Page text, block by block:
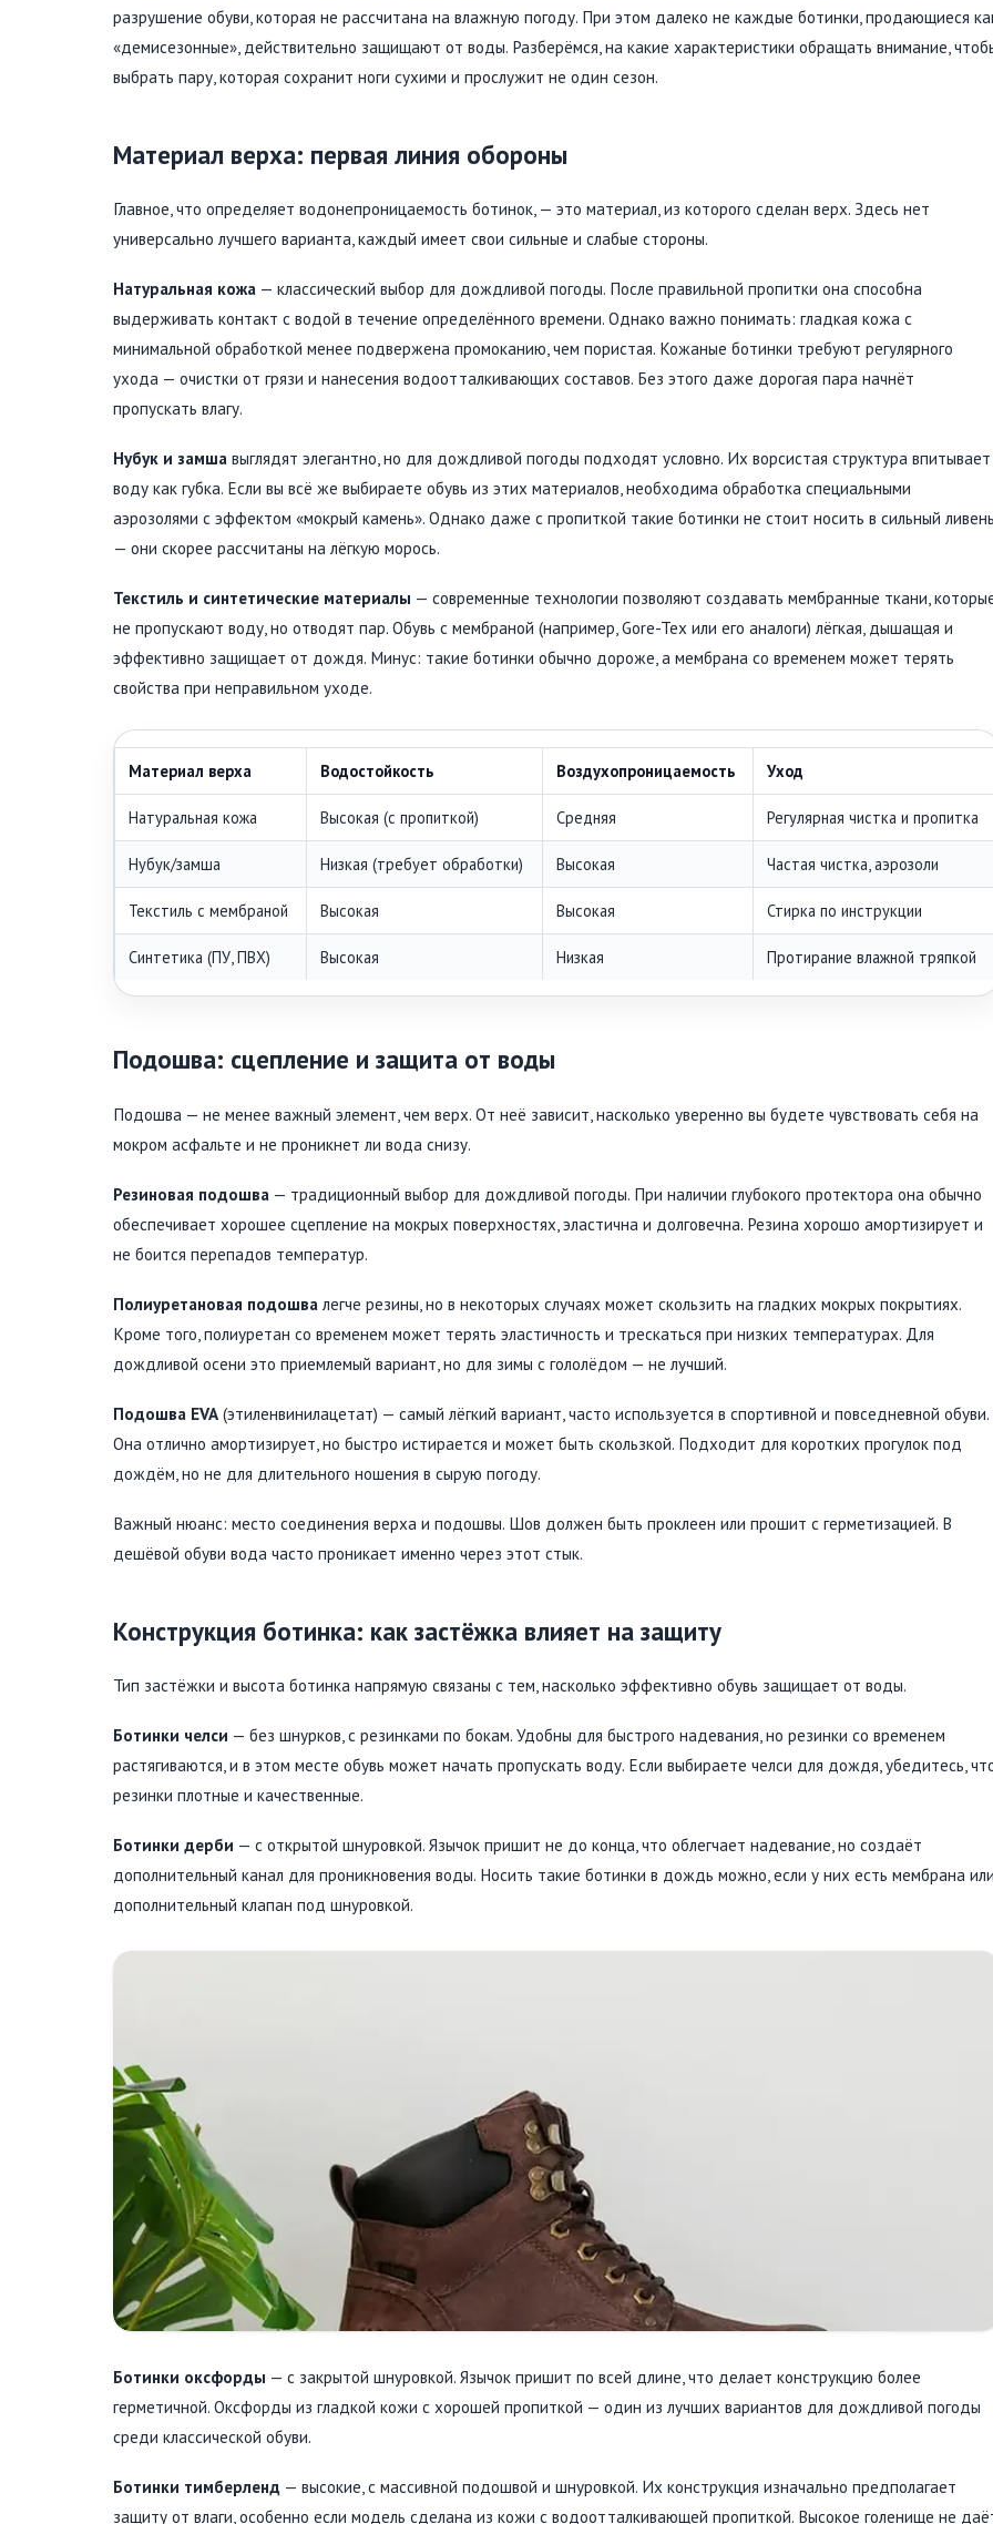
разрушение обуви, которая не рассчитана на влажную погоду. При этом далеко не каждые ботинки, продающиеся
«демисезонные», действительно защищают от воды. Разберёмся, на какие характеристики обращать внимание,
выбрать пару, которая сохранит ноги сухими и прослужит не один сезон.
Материал верха: первая линия обороны
Главное, что определяет водонепроницаемость ботинок, — это материал, из которого сделан верх. Здесь нет
универсально лучшего варианта, каждый имеет свои сильные и слабые стороны.
Натуральная кожа — классический выбор для дождливой погоды. После правильной пропитки она способна
выдерживать контакт с водой в течение определённого времени. Однако важно понимать: гладкая кожа с
минимальной обработкой менее подвержена промоканию, чем пористая. Кожаные ботинки требуют регулярного
ухода — очистки от грязи и нанесения водоотталкивающих составов. Без этого даже дорогая пара начнёт
пропускать влагу.
Нубук и замша выглядят элегантно, но для дождливой погоды подходят условно. Их ворсистая структура впитывает
воду как губка. Если вы всё же выбираете обувь из этих материалов, необходима обработка специальными
аэрозолями с эффектом «мокрый камень». Однако даже с пропиткой такие ботинки не стоит носить в сильный
— они скорее рассчитаны на лёгкую морось.
Текстиль и синтетические материалы — современные технологии позволяют создавать мембранные ткани,
не пропускают воду, но отводят пар. Обувь с мембраной (например, Gore-Tex или его аналоги) лёгкая, дышащая и
эффективно защищает от дождя. Минус: такие ботинки обычно дороже, а мембрана со временем может терять
свойства при неправильном уходе.
Материал верха Водостойкость Воздухопроницаемость Уход
Натуральная кожа Высокая (с пропиткой) Средняя Регулярная чистка и пропитка
Нубук/замша Низкая (требует обработки) Высокая Частая чистка, аэрозоли
Текстиль с мембраной Высокая Высокая Стирка по инструкции
Синтетика (ПУ, ПВХ) Высокая Низкая Протирание влажной тряпкой
Подошва: сцепление и защита от воды
Подошва — не менее важный элемент, чем верх. От неё зависит, насколько уверенно вы будете чувствовать себя на
мокром асфальте и не проникнет ли вода снизу.
Резиновая подошва — традиционный выбор для дождливой погоды. При наличии глубокого протектора она обычно
обеспечивает хорошее сцепление на мокрых поверхностях, эластична и долговечна. Резина хорошо амортизирует и
не боится перепадов температур.
Полиуретановая подошва легче резины, но в некоторых случаях может скользить на гладких мокрых покрытиях.
Кроме того, полиуретан со временем может терять эластичность и трескаться при низких температурах. Для
дождливой осени это приемлемый вариант, но для зимы с гололёдом — не лучший.
Подошва EVA (этиленвинилацетат) — самый лёгкий вариант, часто используется в спортивной и повседневной обуви.
Она отлично амортизирует, но быстро истирается и может быть скользкой. Подходит для коротких прогулок под
дождём, но не для длительного ношения в сырую погоду.
Важный нюанс: место соединения верха и подошвы. Шов должен быть проклеен или прошит с герметизацией. В
дешёвой обуви вода часто проникает именно через этот стык.
Конструкция ботинка: как застёжка влияет на защиту
Тип застёжки и высота ботинка напрямую связаны с тем, насколько эффективно обувь защищает от воды.
Ботинки челси — без шнурков, с резинками по бокам. Удобны для быстрого надевания, но резинки со временем
растягиваются, и в этом месте обувь может начать пропускать воду. Если выбираете челси для дождя, убедитесь,
резинки плотные и качественные.
Ботинки дерби — с открытой шнуровкой. Язычок пришит не до конца, что облегчает надевание, но создаёт
дополнительный канал для проникновения воды. Носить такие ботинки в дождь можно, если у них есть мембрана
дополнительный клапан под шнуровкой.
Ботинки оксфорды — с закрытой шнуровкой. Язычок пришит по всей длине, что делает конструкцию более
герметичной. Оксфорды из гладкой кожи с хорошей пропиткой — один из лучших вариантов для дождливой погоды
среди классической обуви.
Ботинки тимберленд — высокие, с массивной подошвой и шнуровкой. Их конструкция изначально предполагает
защиту от влаги, особенно если модель сделана из кожи с водоотталкивающей пропиткой. Высокое голенище не